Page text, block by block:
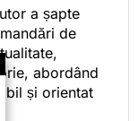
a șapte
de
abordând
și orientat